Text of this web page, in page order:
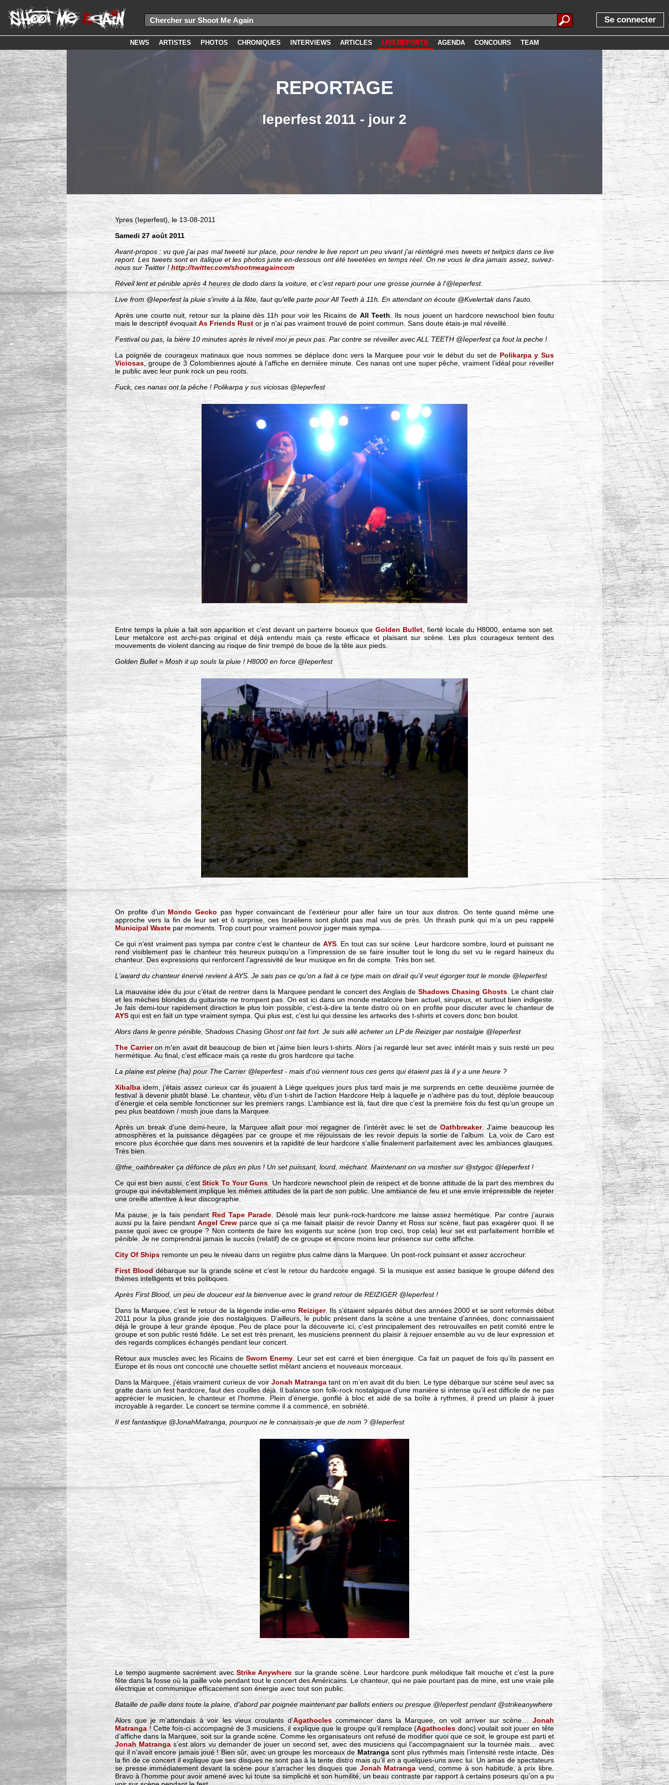
Se connecter
NEWS ARTISTES PHOTOS CHRONIQUES INTERVIEWS ARTICLES LIVEREPORTS AGENDA CONCOURS TEAM
REPORTAGE
Ieperfest 2011 - jour 2
Ypres (Ieperfest), le 13-08-2011
Samedi 27 août 2011
Avant-propos : vu que j'ai pas mal tweeté sur place, pour rendre le live report un peu vivant j'ai réintégré mes tweets et twitpics dans ce live
report. Les tweets sont en italique et les photos juste en-dessous ont été tweetées en temps réel. On ne vous le dira jamais assez, suivez-
nous sur Twitter !http://twitter.com/shootmeagaincom
Réveil lent et pénible après 4 heures de dodo dans la voiture, et c'est reparti pour une grosse journée à l'@Ieperfest.
Live from @Ieperfest la pluie s'invite à la fête, faut qu'elle parte pour All Teeth à 11h. En attendant on écoute @Kvelertak dans l'auto.
Après une courte nuit, retour sur la plaine dès 11h pour voir les Ricains de All Teeth . Ils nous jouent un hardcore newschool bien foutu
mais le descriptif évoquaitAs Friends Rust or je n’ai pas vraiment trouvé de point commun. Sans doute étais-je mal réveillé.
Festival ou pas, la bière 10 minutes après le réveil moi je peux pas. Par contre se réveiller avec ALL TEETH @Ieperfest ça fout la peche !
La poignée de courageux matinaux que nous sommes se déplace donc vers la Marquee pour voir le début du set de Polikarpa y Sus
Viciosas , groupe de 3 Colombiennes ajouté à l’affiche en dernière minute. Ces nanas ont une super pêche, vraiment l’idéal pour réveiller
le public avec leur punk rock un peu roots.
Fuck, ces nanas ont la pêche ! Polikarpa y sus viciosas @Ieperfest
Entre temps la pluie a fait son apparition et c’est devant un parterre boueux queGolden Bullet , fierté locale du H8000, entame son set.
Leur metalcore est archi-pas original et déjà entendu mais ça reste efficace et plaisant sur scène. Les plus courageux tentent des
mouvements de violent dancing au risque de finir trempé de boue de la tête aux pieds.
Golden Bullet = Mosh it up souls la pluie ! H8000 en force @Ieperfest
On profite d’un Mondo Gecko pas hyper convaincant de l’extérieur pour aller faire un tour aux distros. On tente quand même une
approche vers la fin de leur set et ô surprise, ces Israëliens sont plutôt pas mal vus de près. Un thrash punk qui m’a un peu rappelé
Municipal Waste par moments. Trop court pour vraiment pouvoir juger mais sympa.
Ce qui n’est vraiment pas sympa par contre c’est le chanteur de AYS. En tout cas sur scène. Leur hardcore sombre, lourd et puissant ne
rend visiblement pas le chanteur très heureux puisqu’on a l’impression de se faire insulter tout le long du set vu le regard haineux du
chanteur. Des expressions qui renforcent l’agressivité de leur musique en fin de compte. Très bon set.
L'award du chanteur énervé revient à AYS. Je sais pas ce qu'on a fait à ce type mais on dirait qu'il veut égorger tout le monde @Ieperfest
La mauvaise idée du jour c’était de rentrer dans la Marquee pendant le concert des Anglais de Shadows Chasing Ghosts. Le chant clair
et les mèches blondes du guitariste ne trompent pas. On est ici dans un monde metalcore bien actuel, sirupeux, et surtout bien indigeste.
Je fais demi-tour rapidement direction le plus loin possible, c’est-à-dire la tente distro où on en profite pour discuter avec le chanteur de
AYS qui est en fait un type vraiment sympa. Qui plus est, c’est lui qui dessine les artworks des t-shirts et covers donc bon boulot.
Alors dans le genre pénible, Shadows Chasing Ghost ont fait fort. Je suis allé acheter un LP de Reiziger par nostalgie @Ieperfest
The Carrieron m’en avait dit beaucoup de bien et j’aime bien leurs t-shirts. Alors j’ai regardé leur set avec intérêt mais y suis resté un peu
hermétique. Au final, c’est efficace mais ça reste du gros hardcore qui tache.
La plaine est pleine (ha) pour The Carrier @Ieperfest - mais d'où viennent tous ces gens qui étaient pas là il y a une heure ?
Xibalba idem, j’étais assez curieux car ils jouaient à Liège quelques jours plus tard mais je me surprends en cette deuxième journée de
festival à devenir plutôt blasé. Le chanteur, vêtu d’un t-shirt de l’action Hardcore Help à laquelle je n’adhère pas du tout, déploie beaucoup
d’énergie et cela semble fonctionner sur les premiers rangs. L’ambiance est là, faut dire que c’est la première fois du fest qu’un groupe un
peu plus beatdown / mosh joue dans la Marquee.
Après un break d’une demi-heure, la Marquee allait pour moi regagner de l’intérêt avec le set deOathbreaker. J’aime beaucoup les
atmosphères et la puissance dégagées par ce groupe et me réjouissais de les revoir depuis la sortie de l’album. La voix de Caro est
encore plus écorchée que dans mes souvenirs et la rapidité de leur hardcore s’allie finalement parfaitement avec les ambiances glauques.
Très bien.
@the_oathbreaker ça défonce de plus en plus ! Un set puissant, lourd, méchant. Maintenant on va mosher sur @stygoc @Ieperfest !
Ce qui est bien aussi, c’estStick To Your Guns . Un hardcore newschool plein de respect et de bonne attitude de la part des membres du
groupe qui inévitablement implique les mêmes attitudes de la part de son public. Une ambiance de feu et une envie irrépressible de rejeter
une oreille attentive à leur discographie.
Ma pause, je la fais pendantRed Tape Parade. Désolé mais leur punk-rock-hardcore me laisse assez hermétique. Par contre j’aurais
aussi pu la faire pendant Angel Crewparce que si ça me faisait plaisir de revoir Danny et Ross sur scène, faut pas exagérer quoi. Il se
passe quoi avec ce groupe ? Non contents de faire les exigents sur scène (son trop ceci, trop cela) leur set est parfaitement horrible et
pénible. Je ne comprendrai jamais le succès (relatif) de ce groupe et encore moins leur présence sur cette affiche.
City Of Ships remonte un peu le niveau dans un registre plus calme dans la Marquee. Un post-rock puissant et assez accrocheur.
First Blood débarque sur la grande scène et c’est le retour du hardcore engagé. Si la musique est assez basique le groupe défend des
thèmes intelligents et très politiques.
Après First Blood, un peu de douceur est la bienvenue avec le grand retour de REIZIGER @Ieperfest !
Dans la Marquee, c’est le retour de la légende indie-emo Reiziger. Ils s’étaient séparés début des années 2000 et se sont reformés début
2011 pour la plus grande joie des nostalgiques. D’ailleurs, le public présent dans la scène a une trentaine d’années, donc connaissaient
déjà le groupe à leur grande époque. Peu de place pour la découverte ici, c’est principalement des retrouvailles en petit comité entre le
groupe et son public resté fidèle. Le set est très prenant, les musiciens prennent du plaisir à rejouer ensemble au vu de leur expression et
des regards complices échangés pendant leur concert.
Retour aux muscles avec les Ricains deSworn Enemy . Leur set est carré et bien énergique. Ca fait un paquet de fois qu’ils passent en
Europe et ils nous ont concocté une chouette setlist mêlant anciens et nouveaux morceaux.
Dans la Marquee, j’étais vraiment curieux de voir Jonah Matrangatant on m’en avait dit du bien. Le type débarque sur scène seul avec sa
gratte dans un fest hardcore, faut des couilles déjà. Il balance son folk-rock nostalgique d’une manière si intense qu’il est difficile de ne pas
apprécier le musicien, le chanteur et l’homme. Plein d’énergie, gonflé à bloc et aidé de sa boîte à rythmes, il prend un plaisir à jouer
incroyable à regarder. Le concert se termine comme il a commencé, en sobriété.
Il est fantastique @JonahMatranga, pourquoi ne le connaissais-je que de nom ? @Ieperfest
Le tempo augmente sacrément avec Strike Anywhere sur la grande scène. Leur hardcore punk mélodique fait mouche et c’est la pure
fête dans la fosse où la paille vole pendant tout le concert des Américains. Le chanteur, qui ne paie pourtant pas de mine, est une vraie pile
électrique et communique efficacement son énergie avec tout son public.
Bataille de paille dans toute la plaine, d'abord par poignée maintenant par ballots entiers ou presque @Ieperfest pendant @strikeanywhere
Alors que je m’attendais à voir les vieux croulants d’Agathoclescommencer dans la Marquee, on voit arriver sur scène… Jonah
Matranga ! Cette fois-ci accompagné de 3 musiciens, il explique que le groupe qu’il remplace (Agathocles donc) voulait soit jouer en tête
d’affiche dans la Marquee, soit sur la grande scène. Comme les organisateurs ont refusé de modifier quoi que ce soit, le groupe est parti et
Jonah Matranga s’est alors vu demander de jouer un second set, avec des musiciens qui l’accompagnaient sur la tournée mais… avec
qui il n’avait encore jamais joué ! Bien sûr, avec un groupe les morceaux de Matrangasont plus rythmés mais l’intensité reste intacte. Dès
la fin de ce concert il explique que ses disques ne sont pas à la tente distro mais qu’il en a quelques-uns avec lui. Un amas de spectateurs
se presse immédiatement devant la scène pour s’arracher les disques queJonah Matranga vend, comme à son habitude, à prix libre.
Bravo à l’homme pour avoir amené avec lui toute sa simplicité et son humilité, un beau contraste par rapport à certains poseurs qu’on a pu